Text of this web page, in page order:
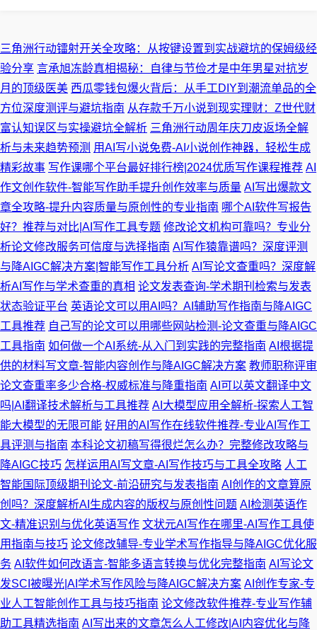
三角洲行动镭射开关全攻略：从按键设置到实战避坑的保姆级经
验分享 言承旭冻龄真相揭秘：自律与节俭才是中年男星对抗岁
月的顶级医美 西瓜零钱包爆火背后：从手工DIY到潮流单品的全
方位深度测评与避坑指南 从存款千万小说到现实理财：Z世代财
富认知误区与实操避坑全解析 三角洲行动周年庆刀皮返场全解
析与未来趋势预测 用AI写小说免费-AI小说创作神器，轻松生成
精彩故事 写作课哪个平台最好排行榜|2024优质写作课程推荐 AI
作文创作软件-智能写作助手提升创作效率与质量 AI写出爆款文
章全攻略-提升内容质量与原创性的专业指南 哪个AI软件写报告
好？推荐与对比|AI写作工具专题 修改论文机构可靠吗？专业分
析论文修改服务可信度与选择指南 AI写作猿靠谱吗？深度评测
与降AIGC解决方案|智能写作工具分析 AI写论文查重吗？深度解
析AI写作与学术查重的真相 论文发表查询-学术期刊检索与发表
状态验证平台 英语论文可以用AI吗？AI辅助写作指南与降AIGC
工具推荐 自己写的论文可以用哪些网站检测-论文查重与降AIGC
工具指南 如何做一个AI系统-从入门到实践的完整指南 AI根据提
供的材料写文章-智能内容创作与降AIGC解决方案 教师职称评审
论文查重率多少合格-权威标准与降重指南 AI可以英文翻译中文
吗|AI翻译技术解析与工具推荐 AI大模型应用全解析-探索人工智
能大模型的无限可能 好用的AI写作在线软件推荐-专业AI写作工
具评测与指南 本科论文初稿写得很烂怎么办？完整修改攻略与
降AIGC技巧 怎样运用AI写文章-AI写作技巧与工具全攻略 人工
智能国际顶级期刊论文-前沿研究与发表指南 AI创作的文章算原
创吗？深度解析AI生成内容的版权与原创性问题 AI检测英语作
文-精准识别与优化英语写作 文状元AI写作在哪里-AI写作工具使
用指南与技巧 论文修改辅导-专业学术写作指导与降AIGC优化服
务 AI软件如何改语言-智能多语言转换与优化完整指南 AI写论文
发SCI被曝光|AI学术写作风险与降AIGC解决方案 AI创作专家-专
业人工智能创作工具与技巧指南 论文修改软件推荐-专业写作辅
助工具精选指南 AI写出来的文章怎么人工修改|AI内容优化与降